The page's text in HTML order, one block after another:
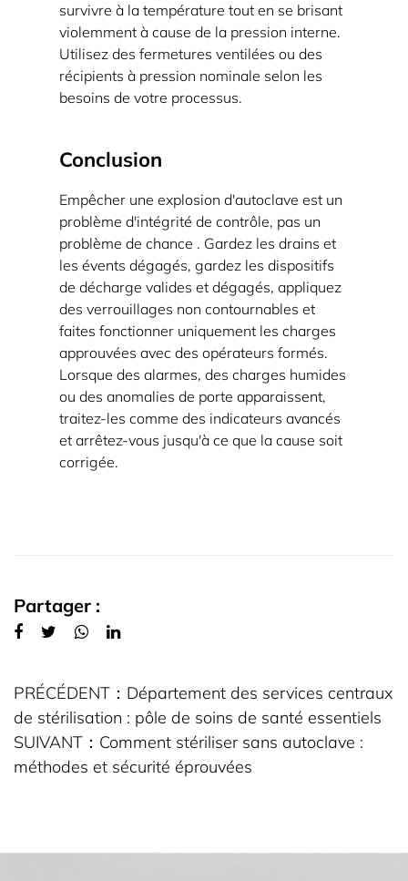
survivre à la température tout en se brisant
violemment à cause de la pression interne.
Utilisez des fermetures ventilées ou des
récipients à pression nominale selon les
besoins de votre processus.
Conclusion
Empêcher une explosion d'autoclave est un
problème d'intégrité de contrôle, pas un
problème de chance . Gardez les drains et
les évents dégagés, gardez les dispositifs
de décharge valides et dégagés, appliquez
des verrouillages non contournables et
faites fonctionner uniquement les charges
approuvées avec des opérateurs formés.
Lorsque des alarmes, des charges humides
ou des anomalies de porte apparaissent,
traitez-les comme des indicateurs avancés
et arrêtez-vous jusqu'à ce que la cause soit
corrigée.
Partager :
PRÉCÉDENT： Département des services centraux
de stérilisation : pôle de soins de santé essentiels
SUIVANT： Comment stériliser sans autoclave :
méthodes et sécurité éprouvées